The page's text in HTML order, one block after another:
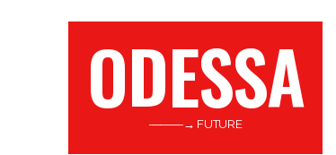
ODESSA
———→ FUTURE